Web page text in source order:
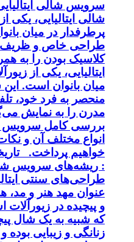
سرویس شالی
شالی ایتالیایی، یکی
پرطرفدار در میان
طراحی خاص و ظریف
کلاسیک بودن را به
ایتالیایی، یکی از
میان بانوان است.
منحصر به فرد خود،
مدرن را به نمایش
بررسی کامل سرویس
انواع مختلف آن و
خواهیم پرداخت.
: ریشه‌های سرویس
طراحی‌های سنتی
عنوان مهد هنر و
و پیچیده در
که شبیه به یک شال
زنانگی و زیبایی بوده